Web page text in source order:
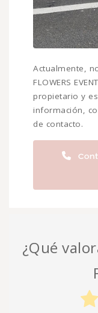
Actualmente,
FLOWERS
propietario y
información,
de contacto.
¿Qué